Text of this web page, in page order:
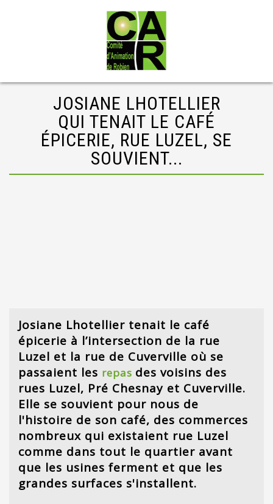
JOSIANE LHOTELLIER
QUI TENAIT LE CAFÉ
ÉPICERIE, RUE LUZEL, SE
SOUVIENT...
Josiane Lhotellier tenait le café
épicerie à l’intersection de la rue
Luzel et la rue de Cuverville où se
passaient les repas des voisins des
rues Luzel, Pré Chesnay et Cuverville.
Elle se souvient pour nous de
l'histoire de son café, des commerces
nombreux qui existaient rue Luzel
comme dans tout le quartier avant
que les usines ferment et que les
grandes surfaces s'installent.